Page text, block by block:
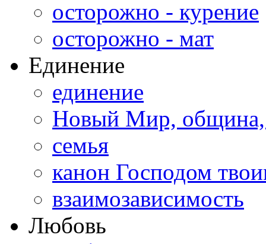
осторожно - курение
осторожно - мат
Единение
единение
Новый Мир,
семья
канон Господом
взаимозависимость
Любовь